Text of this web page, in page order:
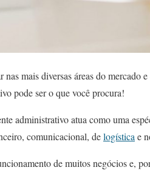
mais diversas áreas do mercado
pode ser o que você procura!
administrativoatua como uma
comunicacional, delogísticae
de muitos negócios e,